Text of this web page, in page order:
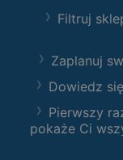
Filtruj
Zaplanuj
Dowiedz
Pierwszy
pokaże Ci